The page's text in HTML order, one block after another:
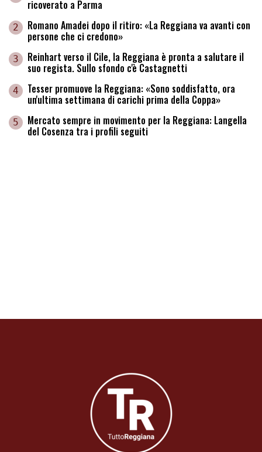
ricoverato a Parma
2 Romano Amadei dopo il ritiro: «La Reggiana va avanti con
persone che ci credono»
3 Reinhart verso il Cile, la Reggiana è pronta a salutare il
suo regista. Sullo sfondo c'è Castagnetti
4 Tesser promuove la Reggiana: «Sono soddisfatto, ora
un'ultima settimana di carichi prima della Coppa»
5 Mercato sempre in movimento per la Reggiana: Langella
del Cosenza tra i profili seguiti